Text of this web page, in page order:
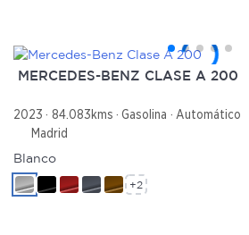
MERCEDES-BENZ CLASE A 200
2023 84.083kms Gasolina
Automático
Madrid
Blanco
+2